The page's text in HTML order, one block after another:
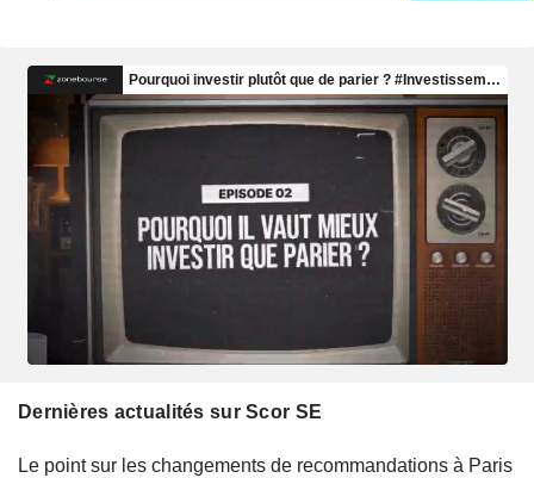
Dernières actualités sur Scor SE
Le point sur les changements de recommandations à Paris